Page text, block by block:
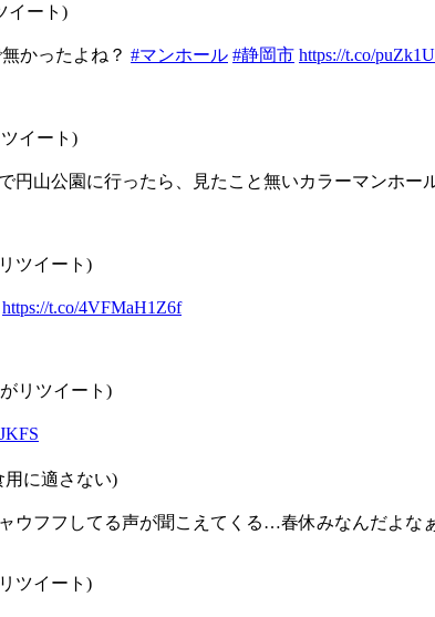
イート)
かったよね？ #マンホール #静岡市 https://t.co/
イート)
円山公園に行ったら、見たこと無いカラーマンホー
ツイート)
https://t.co/4VFMaH1Z6f
がリツイート)
用に適さない)
ウフフしてる声が聞こえてくる…春休みなんだよ
ツイート)